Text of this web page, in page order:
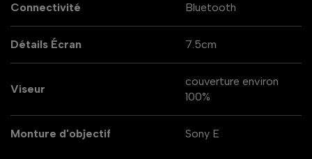
Connectivité Bluetooth
Détails Écran 7.5cm
Viseur
couverture environ
100%
Monture d'objectif Sony E